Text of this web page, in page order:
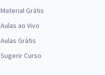
Material Grátis
Aulas ao Vivo
Aulas Grátis
Sugerir Curso